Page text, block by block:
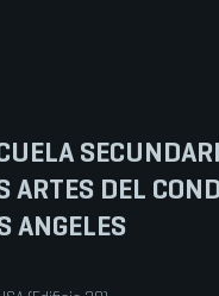
ARTES DEL
ANGELES